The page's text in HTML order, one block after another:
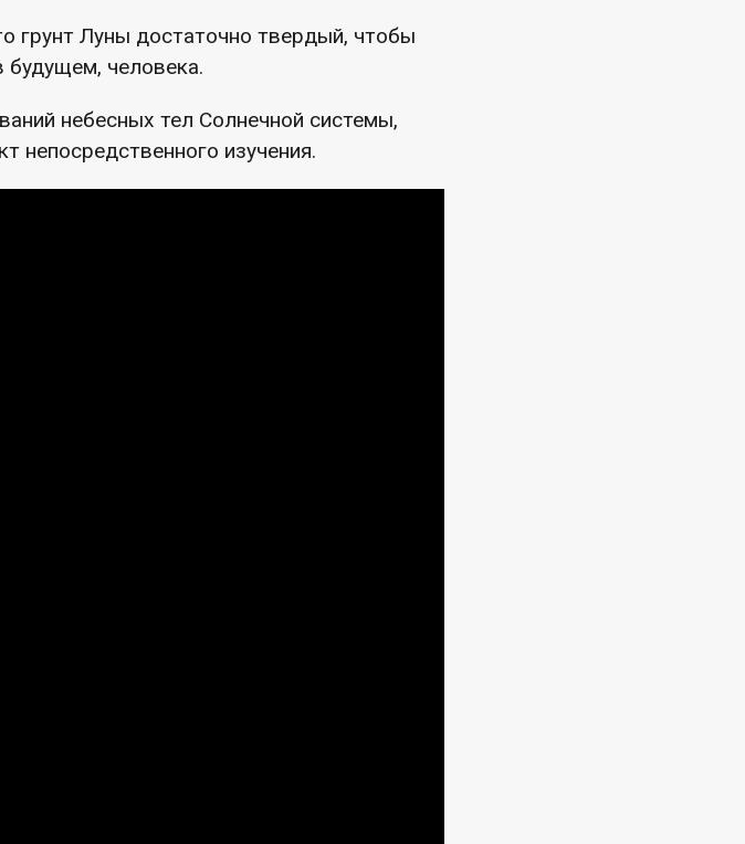
грунт Луны достаточно твердый, чтобы
будущем, человека.
небесных тел Солнечной системы,
непосредственного изучения.